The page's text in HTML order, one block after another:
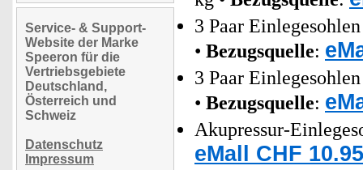
Service- & Support-
Website der Marke
Speeron für die
Vertriebsgebiete
Deutschland,
Österreich und
Schweiz
Datenschutz
Impressum
3 Paar
• Bezugsquelle:
3 Paar
• Bezugsquelle:
Akupressur-
eMall CHF